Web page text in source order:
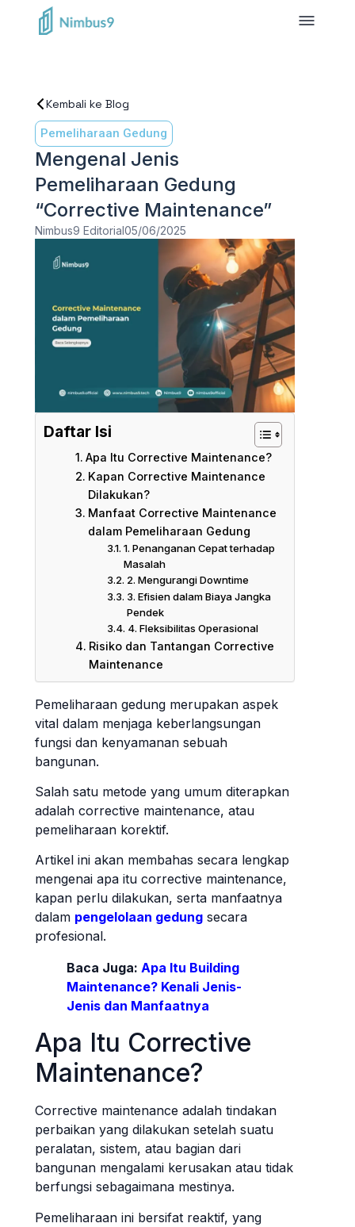
Kembali ke Blog
Pemeliharaan Gedung
Mengenal Jenis
Pemeliharaan Gedung
“Corrective Maintenance”
Nimbus9 Editorial05/06/2025
Daftar Isi
Apa Itu Corrective Maintenance?
Kapan Corrective Maintenance
Dilakukan?
Manfaat Corrective Maintenance
dalam Pemeliharaan Gedung
1. Penanganan Cepat terhadap
Masalah
2. Mengurangi Downtime
3. Efisien dalam Biaya Jangka
Pendek
4. Fleksibilitas Operasional
Risiko dan Tantangan Corrective
Maintenance
Pemeliharaan gedung merupakan aspek
vital dalam menjaga keberlangsungan
fungsi dan kenyamanan sebuah
bangunan.
Salah satu metode yang umum diterapkan
adalah corrective maintenance, atau
pemeliharaan korektif.
Artikel ini akan membahas secara lengkap
mengenai apa itu corrective maintenance,
kapan perlu dilakukan, serta manfaatnya
dalam pengelolaan gedung secara
profesional.
Baca Juga: Apa Itu Building
Maintenance? Kenali Jenis-
Jenis dan Manfaatnya
Apa Itu Corrective
Maintenance?
Corrective maintenance adalah tindakan
perbaikan yang dilakukan setelah suatu
peralatan, sistem, atau bagian dari
bangunan mengalami kerusakan atau tidak
berfungsi sebagaimana mestinya.
Pemeliharaan ini bersifat reaktif, yang